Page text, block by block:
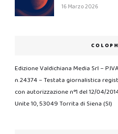
16 Marzo 2026
Edizione Valdichiana Media Srl –
n.24374 – Testata giornalistica
con autorizzazione n°1 del 12/04/
Unite 10, 53049 Torrita di Siena (SI)